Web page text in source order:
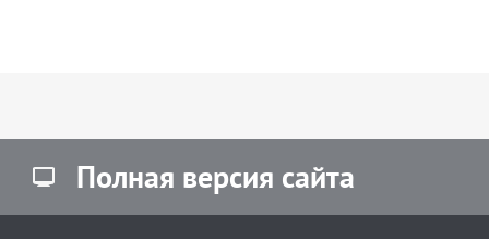
Полная версия сайта